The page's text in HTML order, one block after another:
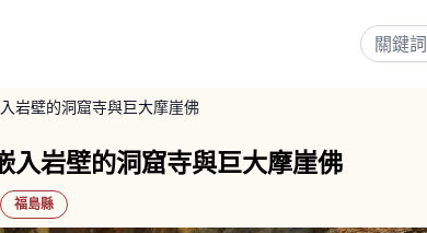
岩壁的洞窟寺與巨大摩崖佛
入岩壁的洞窟寺與巨大摩崖佛
福島縣